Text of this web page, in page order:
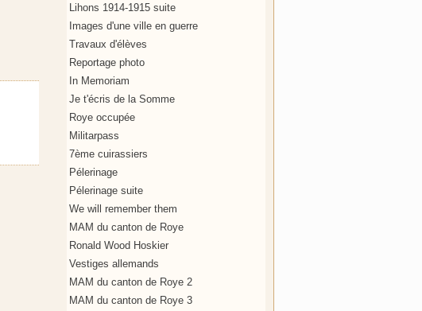
Lihons 1914-1915 suite
Images d'une ville en guerre
Travaux d'élèves
Reportage photo
In Memoriam
Je t'écris de la Somme
Roye occupée
Militarpass
7ème cuirassiers
Pélerinage
Pélerinage suite
We will remember them
MAM du canton de Roye
Ronald Wood Hoskier
Vestiges allemands
MAM du canton de Roye 2
MAM du canton de Roye 3